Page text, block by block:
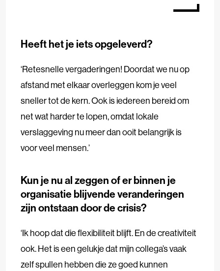
Heeft het je iets opgeleverd?
‘Retesnelle vergaderingen! Doordat we nu op
afstand met elkaar overleggen kom je veel
sneller tot de kern. Ook is iedereen bereid om
net wat harder te lopen, omdat lokale
verslaggeving nu meer dan ooit belangrijk is
voor veel mensen.’
Kun je nu al zeggen of er binnen je
organisatie blijvende veranderingen
zijn ontstaan door de crisis?
‘Ik hoop dat die flexibiliteit blijft. En de creativiteit
ook. Het is een gelukje dat mijn collega’s vaak
zelf spullen hebben die ze goed kunnen